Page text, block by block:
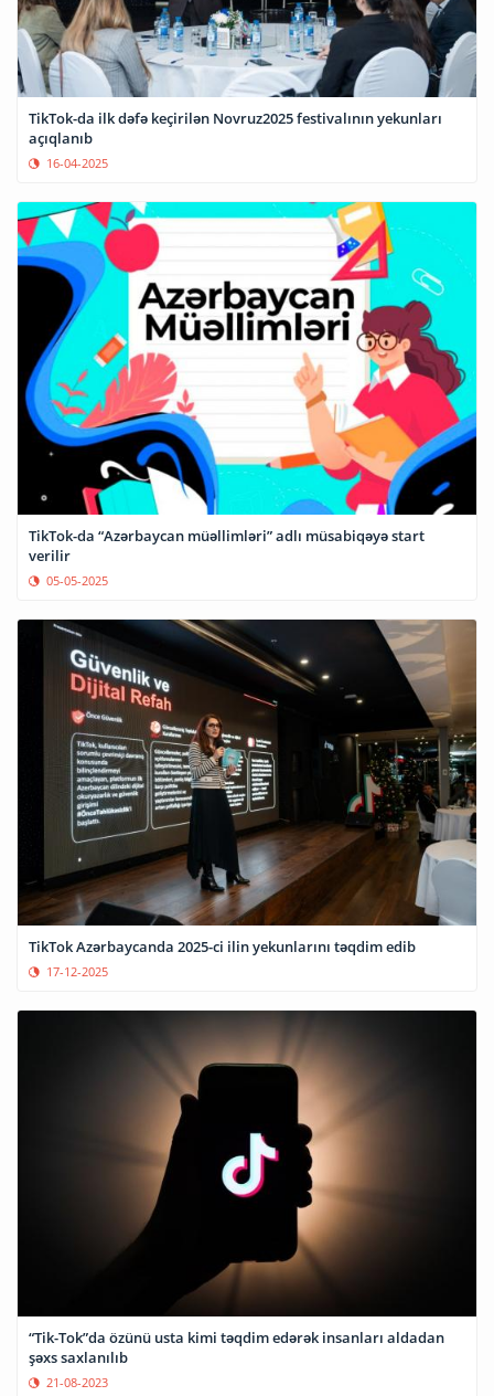
TikTok-da ilk dəfə keçirilən Novruz2025 festivalının yekunları
açıqlanıb
16-04-2025
TikTok-da “Azərbaycan müəllimləri” adlı müsabiqəyə start
verilir
05-05-2025
TikTok Azərbaycanda 2025-ci ilin yekunlarını təqdim edib
17-12-2025
“Tik-Tok”da özünü usta kimi təqdim edərək insanları aldadan
şəxs saxlanılıb
21-08-2023